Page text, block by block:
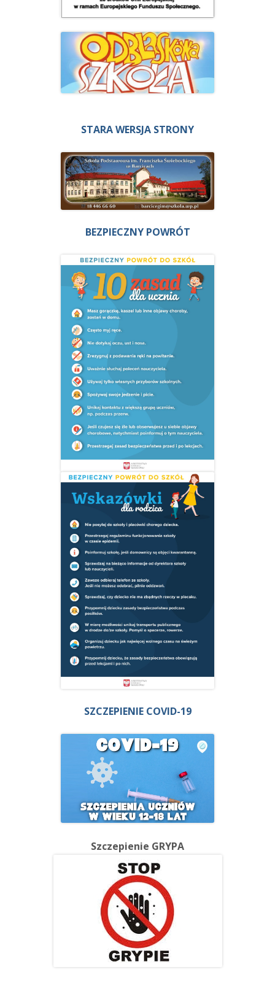
STARA WERSJA STRONY
BEZPIECZNY POWRÓT
SZCZEPIENIE COVID-19
Szczepienie GRYPA